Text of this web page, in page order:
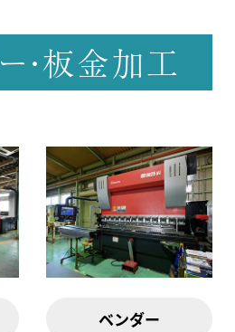
・板金加工
ベンダー